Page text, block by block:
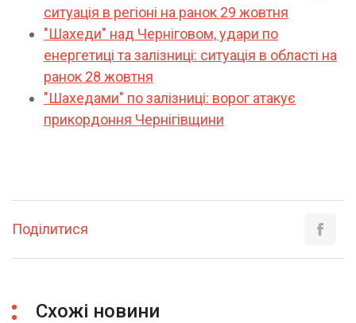
ситуація в регіоні на ранок 29 жовтня
"Шахеди" над Черніговом, удари по
енергетиці та залізниці: ситуація в області на
ранок 28 жовтня
"Шахедами" по залізниці: ворог атакує
прикордоння Чернігівщини
Поділитися
Схожі новини